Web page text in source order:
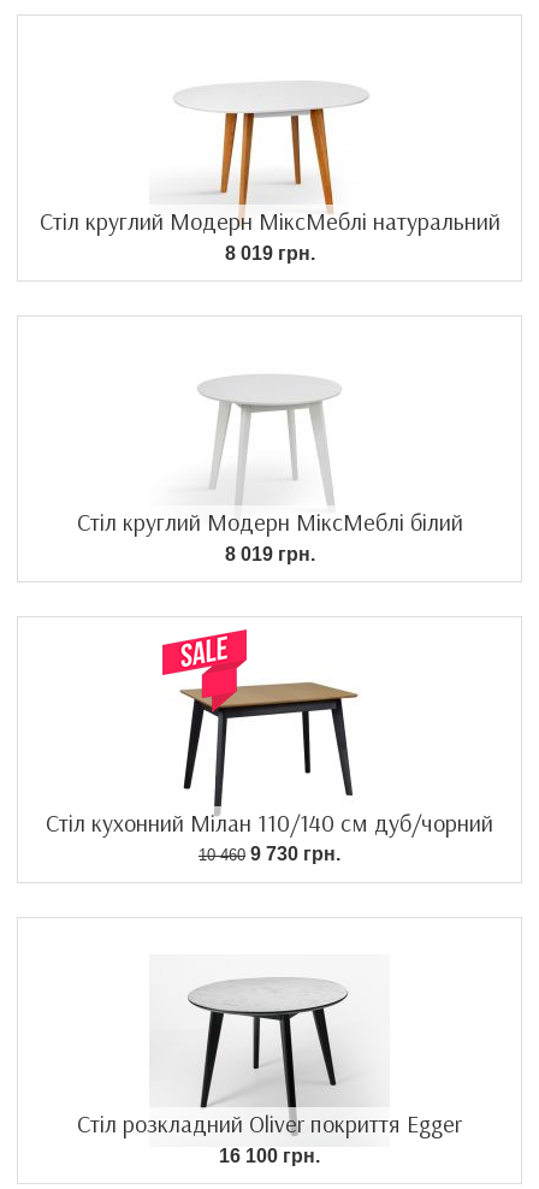
Стіл круглий Модерн МіксМеблі натуральний
8 019 грн.
Стіл круглий Модерн МіксМеблі білий
8 019 грн.
Стіл кухонний Мілан 110/140 см дуб/чорний
10 460 9 730 грн.
Стіл розкладний Oliver покриття Egger
16 100 грн.